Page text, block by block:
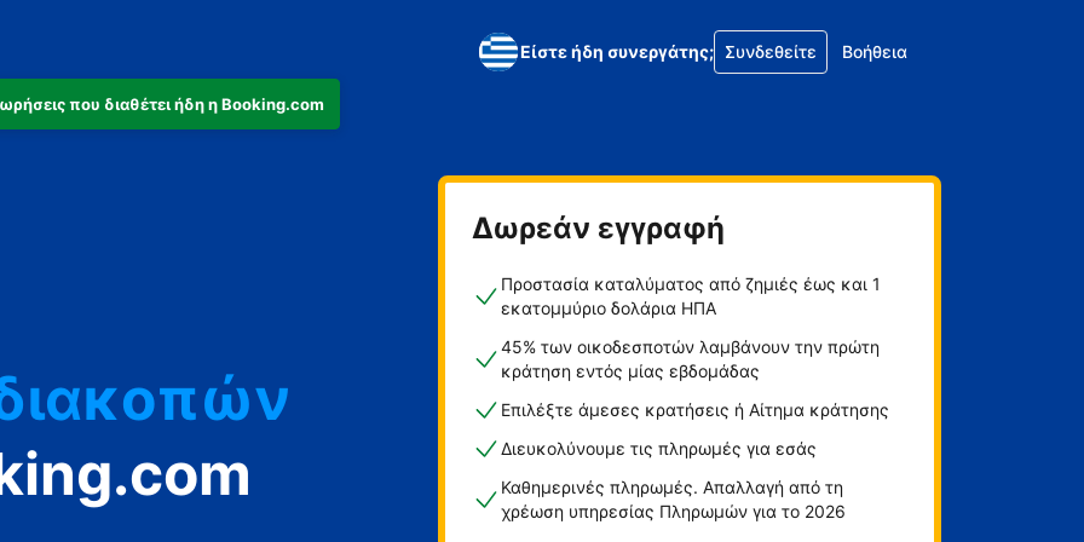
που διαθέτει ήδη η Booking.com
Είστε ήδη συνεργάτης; Συνδεθείτε Βοήθεια
Δωρεάν εγγραφή
Προστασία καταλύματος από ζημιές έως και 1
εκατομμύριο δολάρια ΗΠΑ
45% των οικοδεσποτών λαμβάνουν την πρώτη
κράτηση εντός μίας εβδομάδας
Επιλέξτε άμεσες κρατήσεις ή Αίτημα κράτησης
Διευκολύνουμε τις πληρωμές για εσάς
Καθημερινές πληρωμές. Απαλλαγή από τη
χρέωση υπηρεσίας Πληρωμών για το 2026